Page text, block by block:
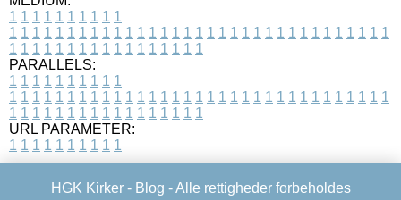
1 1 1 1 1 1 1 1 1 1
1 1 1 1 1 1 1 1 1 1 1 1 1 1 1 1 1 1 1 1 1 1 1 1 1 1 1 1 1 1 1 1 1
1 1 1 1 1 1 1 1 1 1 1 1 1 1 1 1 1
PARALLELS:
1 1 1 1 1 1 1 1 1 1
1 1 1 1 1 1 1 1 1 1 1 1 1 1 1 1 1 1 1 1 1 1 1 1 1 1 1 1 1 1 1 1 1
1 1 1 1 1 1 1 1 1 1 1 1 1 1 1 1 1
URL PARAMETER:
1 1 1 1 1 1 1 1 1 1
HGK Kirker - Blog - Alle rettigheder forbeholdes